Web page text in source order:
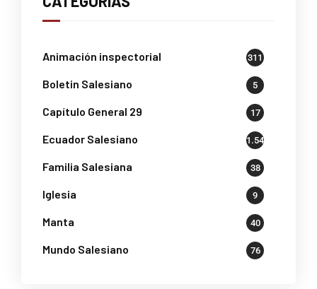
Animación inspectorial 311
Boletin Salesiano 5
Capítulo General 29 17
Ecuador Salesiano 1.541
Familia Salesiana 38
Iglesia 9
Manta 40
Mundo Salesiano 76